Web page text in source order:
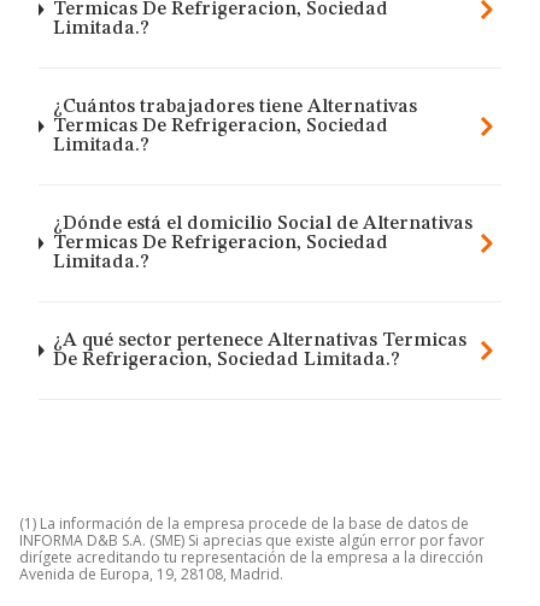
Termicas De Refrigeracion, Sociedad
Limitada.?
¿Cuántos trabajadores tiene Alternativas
Termicas De Refrigeracion, Sociedad
Limitada.?
¿Dónde está el domicilio Social de Alternativas
Termicas De Refrigeracion, Sociedad
Limitada.?
¿A qué sector pertenece Alternativas Termicas
De Refrigeracion, Sociedad Limitada.?
(1) La información de la empresa procede de la base de datos de
INFORMA D&B S.A. (SME) Si aprecias que existe algún error por favor
dirígete acreditando tu representación de la empresa a la dirección
Avenida de Europa, 19, 28108, Madrid.